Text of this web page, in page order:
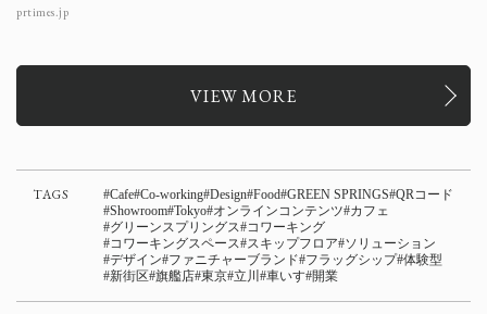
prtimes.jp
VIEW MORE
TAGS Cafe Co-working Design Food GREEN SPRINGS QRコード
Showroom Tokyo オンラインコンテンツ カフェ
グリーンスプリングス コワーキング
コワーキングスペース スキップフロア ソリューション
デザイン ファニチャーブランド フラッグシップ 体験型
新街区 旗艦店 東京 立川 車いす 開業